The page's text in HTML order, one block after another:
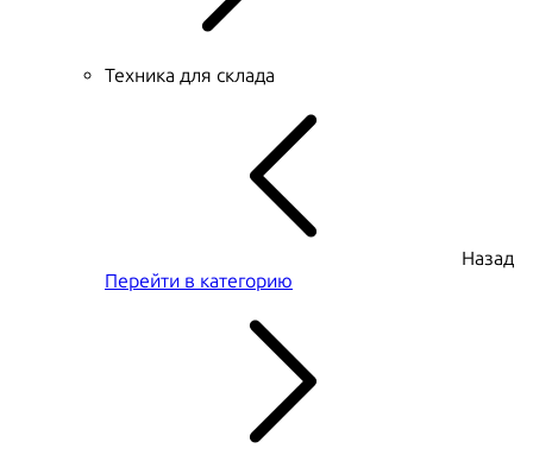
Техника для склада
Назад
Перейти в категорию